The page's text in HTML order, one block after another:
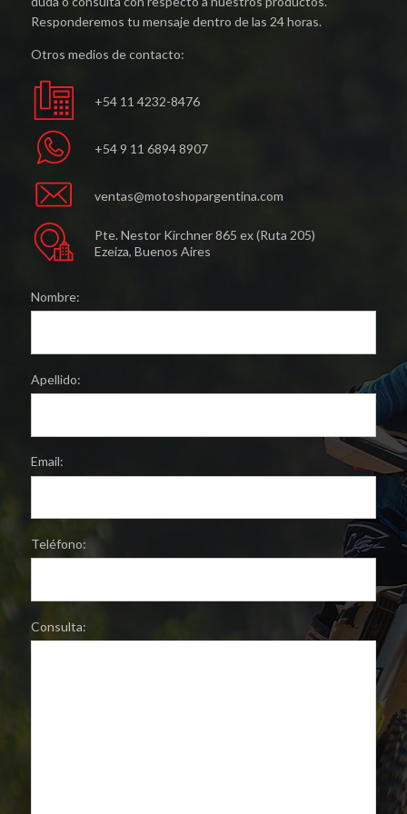
Responderemos tu mensaje dentro de las 24 horas.
Otros medios de contacto:
+54 11 4232-8476
+54 9 11 6894 8907
ventas@motoshopargentina.com
Pte. Nestor Kirchner 865 ex (Ruta 205)
Ezeiza, Buenos Aires
Nombre:
Apellido:
Email:
Teléfono:
Consulta: